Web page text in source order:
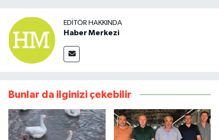
EDITÖR HAKKINDA
Haber Merkezi
Bunlar da ilginizi çekebilir